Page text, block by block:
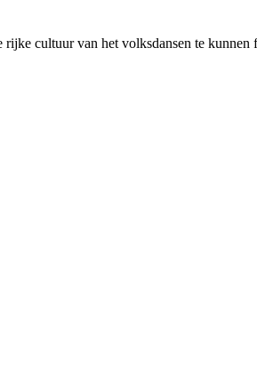
cultuur van het volksdansen te kunnen